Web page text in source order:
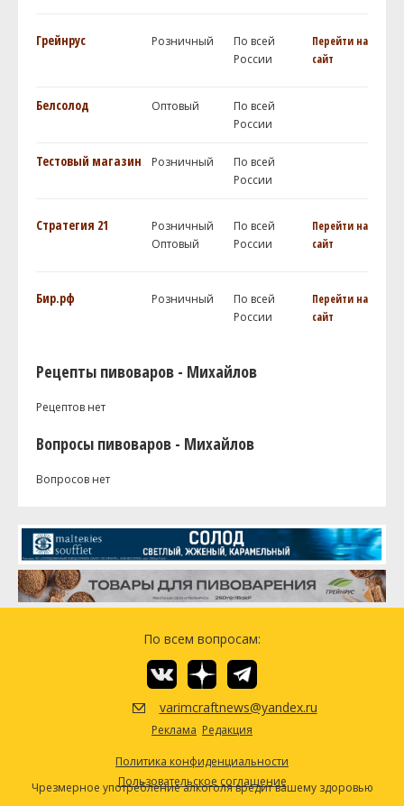
Грейнрус Розничный
По всей
России
Перейти на
сайт
Белсолод Оптовый
По всей
России
Тестовый магазин Розничный
По всей
России
Стратегия 21
Розничный
Оптовый
По всей
России
Перейти на
сайт
Бир.рф Розничный
По всей
России
Перейти на
сайт
Рецепты пивоваров - Михайлов
Рецептов нет
Вопросы пивоваров - Михайлов
Вопросов нет
По всем вопросам:
varimcraftnews@yandex.ru
Реклама Редакция
Политика конфиденциальности
Пользовательское соглашение
Чрезмерное употребление алкоголя вредит вашему здоровью